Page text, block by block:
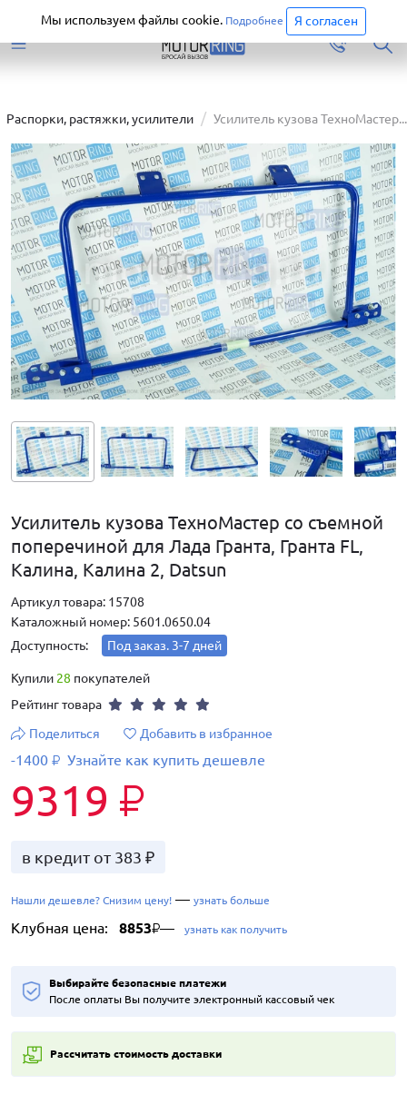
Перейти
Распорки, растяжки, усилители Усилитель кузова ТехноМастер...
Усилитель кузова ТехноМастер со съемной
поперечиной для Лада Гранта, Гранта FL,
Калина, Калина 2, Datsun
Артикул товара: 15708
Каталожный номер: 5601.0650.04
Доступность:
Под заказ. 3-7 дней
Купили 28 покупателей
Рейтинг товара
Поделиться
Добавить в избранное
-1400 ₽ Узнайте как купить дешевле
9319 ₽
в кредит от 383 ₽
Нашли дешевле? Снизим цену! — узнать больше
Клубная цена: 8853₽— узнать как получить
Выбирайте безопасные платежи
После оплаты Вы получите электронный кассовый чек
Рассчитать стоимость доставки
Мы используем файлы cookie. Подробнее Я согласен